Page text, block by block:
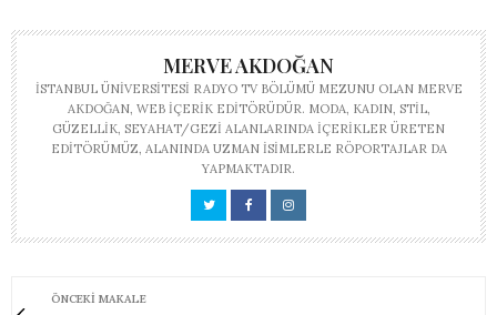
MERVE AKDOĞAN
İSTANBUL ÜNIVERSITESI RADYO TV BÖLÜMÜ MEZUNU OLAN MERVE
AKDOĞAN, WEB IÇERIK EDITÖRÜDÜR. MODA, KADIN, STIL,
GÜZELLIK, SEYAHAT/GEZI ALANLARINDA IÇERIKLER ÜRETEN
EDITÖRÜMÜZ, ALANINDA UZMAN ISIMLERLE RÖPORTAJLAR DA
YAPMAKTADIR.
ÖNCEKI MAKALE